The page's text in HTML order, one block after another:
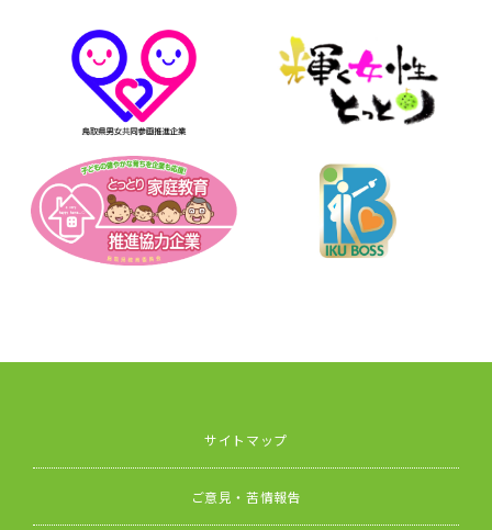
サイトマップ
ご意見・苦情報告